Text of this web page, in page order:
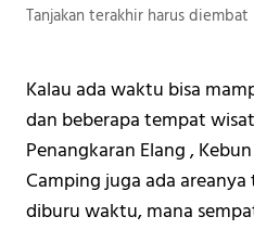
Tanjakan terakhir harus diembat
Kalau ada waktu bisa
dan beberapa tempat
Penangkaran Elang ,
Camping juga ada
diburu waktu, mana